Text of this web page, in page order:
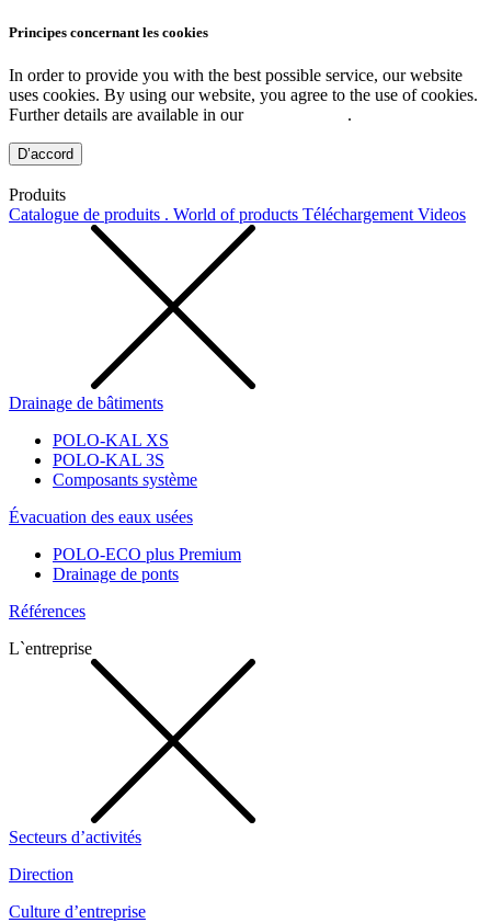
Principes concernant les cookies
In order to provide you with the best possible service, our website
uses cookies. By using our website, you agree to the use of cookies.
Further details are available in our
.
D’accord
Produits
Catalogue de produits . World of products Téléchargement Videos
Drainage de bâtiments
POLO-KAL XS
POLO-KAL 3S
Composants système
Évacuation des eaux usées
POLO-ECO plus Premium
Drainage de ponts
Références
L`entreprise
Secteurs d’activités
Direction
Culture d’entreprise